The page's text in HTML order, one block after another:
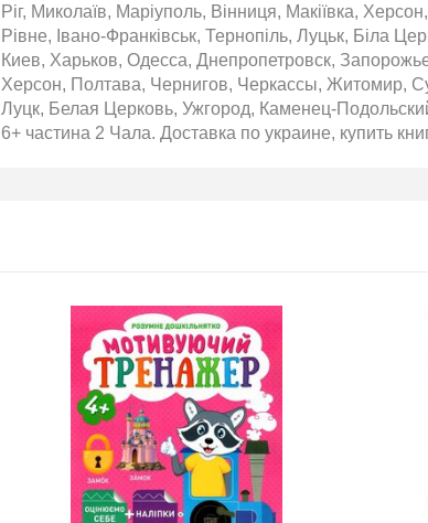
Ріг, Миколаїв, Маріуполь, Вінниця, Макіївка,
Рівне, Івано-Франківськ, Тернопіль, Луцьк, Біла
Киев, Харьков, Одесса, Днепропетровск,
Херсон, Полтава, Чернигов, Черкассы, Житомир,
Луцк, Белая Церковь, Ужгород, Каменец-
6+ частина 2 Чала. Доставка по украине, купить